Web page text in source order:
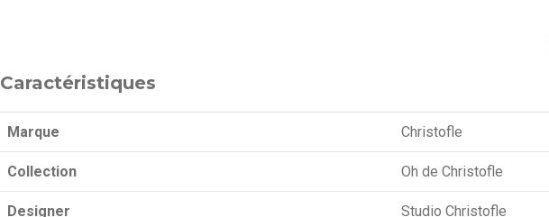
Caractéristiques
Marque Christofle
Collection Oh de Christofle
Designer Studio Christofle